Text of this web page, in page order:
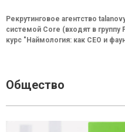
Рекрутинговое агентство
системой Core (входят в группу
курс "Наймология: как СEO и
Общество